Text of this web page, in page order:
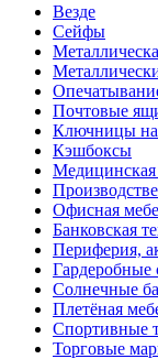
Везде
Сейфы
Почтовые
Ключницы
Кэшбоксы
Медицинская
Офисная
Банковская
Периферия,
Гардеробные
Солнечные
Плетёная
Спортивные
Торговые